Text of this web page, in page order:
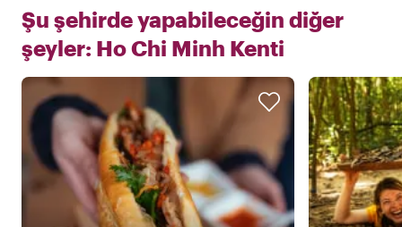
Şu şehirde yapabileceğin diğer
şeyler: Ho Chi Minh Kenti